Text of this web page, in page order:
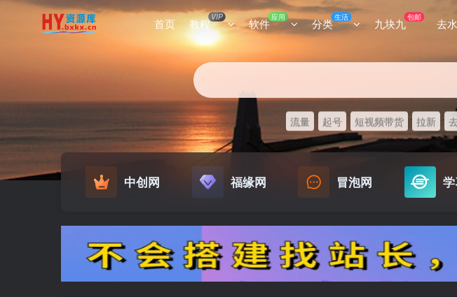
首页 教程VIP 软件 应用 分类生活 九块九包邮 去
流量 起号 短视频带货 拉新
中创网 福缘网 冒泡网